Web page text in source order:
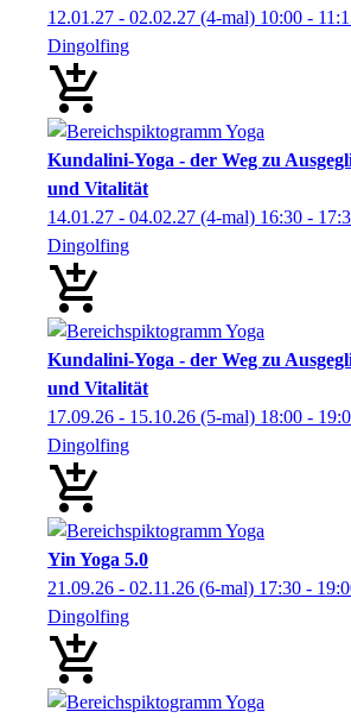
Kundalini-Yoga - der Weg zu
und Vitalität
17.09.26 - 15.10.26 (5-mal) 18:00 -
Dingolfing
Yin Yoga 5.0
21.09.26 - 02.11.26 (6-mal) 17:30 -
Dingolfing
12.01.27 - 02.02.27 (4-mal) 10:00 -
Dingolfing
Kundalini-Yoga - der Weg zu
und Vitalität
14.01.27 - 04.02.27 (4-mal) 16:30 -
Dingolfing